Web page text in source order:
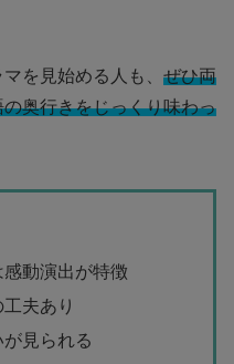
を見始める人も、 ぜひ両
奥行きをじっくり味わっ
動演出が特徴
夫あり
見られる